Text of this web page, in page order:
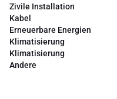
Zivile Installation
Kabel
Erneuerbare Energien
Klimatisierung
Klimatisierung
Andere